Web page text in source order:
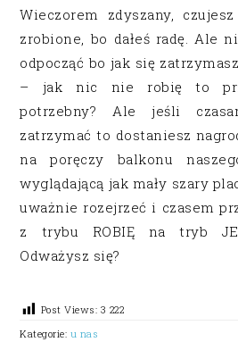
Wieczorem zdyszany,
zrobione, bo dałeś radę. Ale
odpocząć bo jak się
– jak nic nie robię to
potrzebny? Ale jeśli
zatrzymać to dostaniesz
na poręczy balkonu
wyglądającą jak mały szary
uważnie rozejrzeć i czasem
z trybu ROBIĘ na tryb
Odważysz się?
Post Views: 3 222
Kategorie: u nas